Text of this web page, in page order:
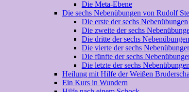
Die Meta-Ebene
Die sechs Nebenübungen von Rudolf
Die erste der sechs Nebenübungen
Die zweite der sechs
Die dritte der sechs Nebenübungen
Die vierte der sechs
Die fünfte der sechs
Die letzte der sechs Nebenübungen
Heilung mit Hilfe der Weißen
Ein Kurs in Wundern